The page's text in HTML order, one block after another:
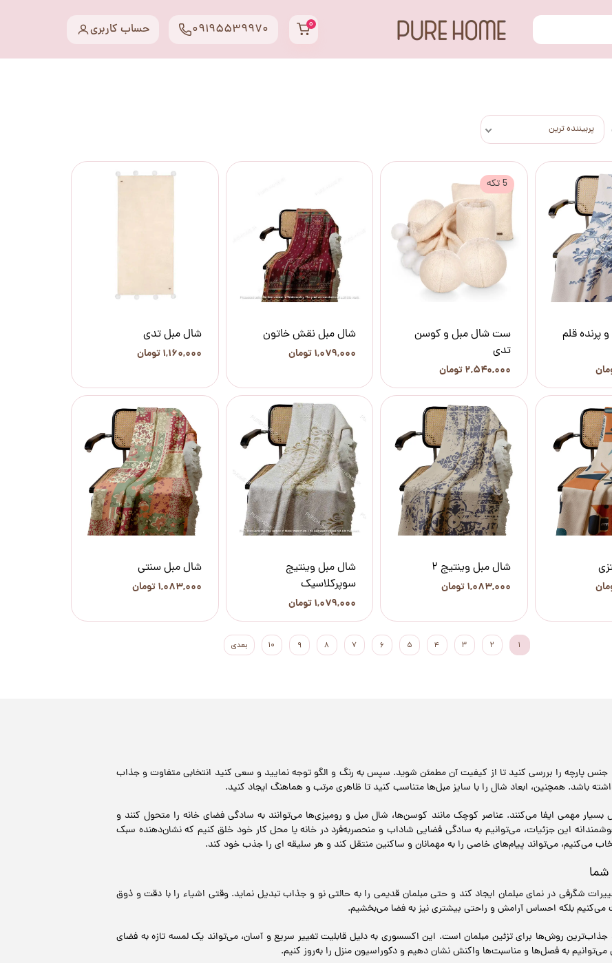
۰ حساب کاربری 09195539970
پربیننده ترین
پرنده قلم
ست شال مبل و کوسن
تدی
۲,۵۴۰,۰۰۰ تومان
5 تکه
شال مبل نقش خاتون
۱,۰۷۹,۰۰۰ تومان
شال مبل تدی
۱,۱۶۰,۰۰۰ تومان
شال مبل وینتیج 2
۱,۰۸۳,۰۰۰ تومان
شال مبل وینتیج
سوپرکلاسیک
۱,۰۷۹,۰۰۰ تومان
شال مبل سنتی
۱,۰۸۳,۰۰۰ تومان
۱ ۲ ۳ ۴ ۵ ۶ ۷ ۸ ۹ ۱۰ بعدی
جنس پارچه را بررسی کنید تا از کیفیت آن مطمئن شوید. سپس به رنگ و الگو توجه نمایید و سعی کنید انتخابی متفاوت و جذاب
باشد. همچنین، ابعاد شال را با سایز مبل‌ها متناسب کنید تا ظاهری مرتب و هماهنگ ایجاد کنید.
مهمی ایفا می‌کنند. عناصر کوچک مانند کوسن‌ها، شال مبل و رومیزی‌ها می‌توانند به سادگی فضای خانه را متحول کنند و
این جزئیات، می‌توانیم به سادگی فضایی شاداب و منحصربه‌فرد در خانه یا محل کار خود خلق کنیم که نشان‌دهنده سبک
می‌کنیم، می‌تواند پیام‌های خاصی را به مهمانان و ساکنین منتقل کند و هر سلیقه ای را جذب خود کند.
شگرفی در نمای مبلمان ایجاد کند و حتی مبلمان قدیمی را به حالتی نو و جذاب تبدیل نماید. وقتی اشیاء را با دقت و ذوق
می‌کنیم بلکه احساس آرامش و راحتی بیشتری نیز به فضا می‌بخشیم.
روش‌ها برای تزئین مبلمان است. این اکسسوری به دلیل قابلیت تغییر سریع و آسان، می‌تواند یک لمسه تازه به فضای
می‌توانیم به فصل‌ها و مناسبت‌ها واکنش نشان دهیم و دکوراسیون منزل را به‌روز کنیم.